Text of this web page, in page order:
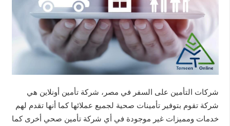
شركات التأمين على السفر في مصر، شركة تأمين أونلاين هي
شركة تقوم بتوفير تأمينات صحية لجميع عملائها كما أنها تقدم لهم
خدمات ومميزات غير موجودة في أي شركة تأمين صحي أخرى كما